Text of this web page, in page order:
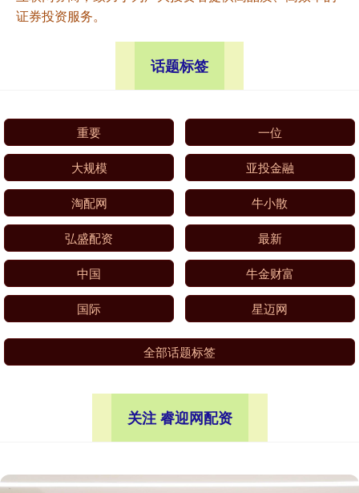
证券投资服务。
话题标签
重要 一位
大规模 亚投金融
淘配网 牛小散
弘盛配资 最新
中国 牛金财富
国际 星迈网
全部话题标签
关注 睿迎网配资